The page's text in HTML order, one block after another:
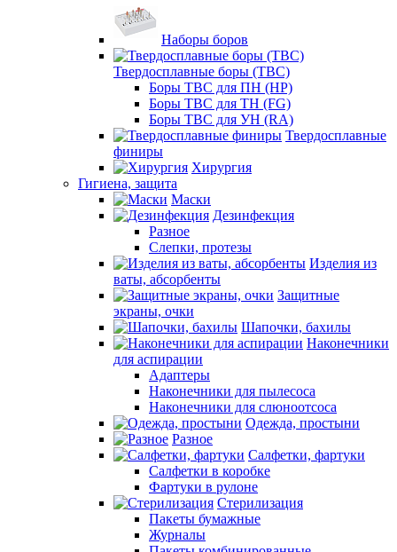
Наборы боров
Твердосплавные боры (ТВС)
Боры ТВС для ПН (HP)
Боры ТВС для ТН (FG)
Боры ТВС для УН (RA)
Твердосплавные
финиры
Хирургия
Гигиена, защита
Маски
Дезинфекция
Разное
Слепки, протезы
Изделия из
ваты, абсорбенты
Защитные
экраны, очки
Шапочки, бахилы
Наконечники
для аспирации
Адаптеры
Наконечники для пылесоса
Наконечники для слюноотсоса
Одежда, простыни
Разное
Салфетки, фартуки
Салфетки в коробке
Фартуки в рулоне
Стерилизация
Пакеты бумажные
Журналы